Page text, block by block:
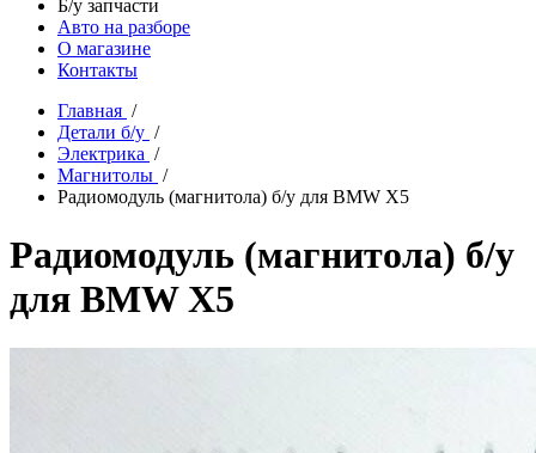
Б/у запчасти
Авто на разборе
О магазине
Контакты
Главная /
Детали б/у /
Электрика /
Магнитолы /
Радиомодуль (магнитола) б/у для BMW X5
Радиомодуль (магнитола) б/у
для BMW X5